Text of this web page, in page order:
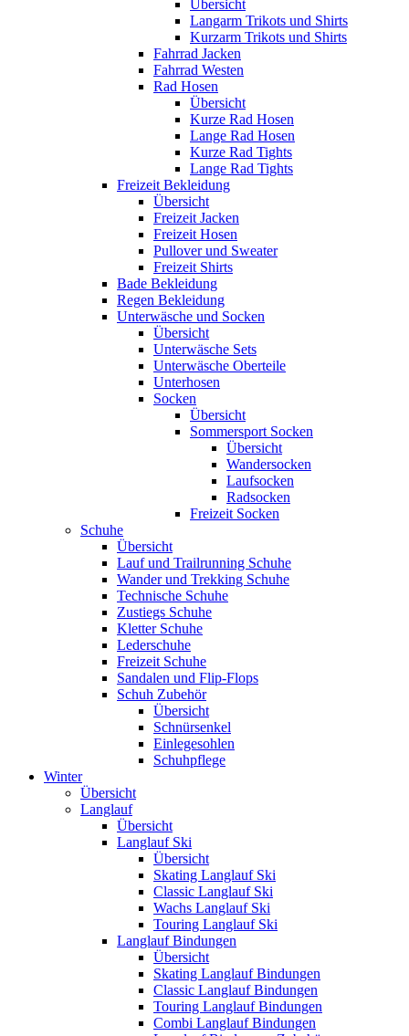
Übersicht
Langarm Trikots und Shirts
Kurzarm Trikots und Shirts
Fahrrad Jacken
Fahrrad Westen
Rad Hosen
Übersicht
Kurze Rad Hosen
Lange Rad Hosen
Kurze Rad Tights
Lange Rad Tights
Freizeit Bekleidung
Übersicht
Freizeit Jacken
Freizeit Hosen
Pullover und Sweater
Freizeit Shirts
Bade Bekleidung
Regen Bekleidung
Unterwäsche und Socken
Übersicht
Unterwäsche Sets
Unterwäsche Oberteile
Unterhosen
Socken
Übersicht
Sommersport Socken
Übersicht
Wandersocken
Laufsocken
Radsocken
Freizeit Socken
Schuhe
Übersicht
Lauf und Trailrunning Schuhe
Wander und Trekking Schuhe
Technische Schuhe
Zustiegs Schuhe
Kletter Schuhe
Lederschuhe
Freizeit Schuhe
Sandalen und Flip-Flops
Schuh Zubehör
Übersicht
Schnürsenkel
Einlegesohlen
Schuhpflege
Winter
Übersicht
Langlauf
Übersicht
Langlauf Ski
Übersicht
Skating Langlauf Ski
Classic Langlauf Ski
Wachs Langlauf Ski
Touring Langlauf Ski
Langlauf Bindungen
Übersicht
Skating Langlauf Bindungen
Classic Langlauf Bindungen
Touring Langlauf Bindungen
Combi Langlauf Bindungen